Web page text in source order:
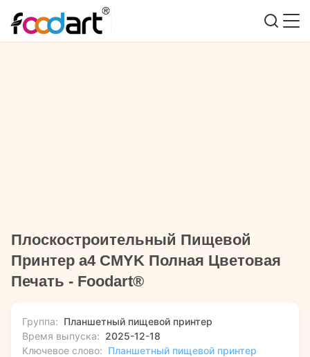
Плоскостроительный Пищевой
Принтер а4 CMYK Полная Цветовая
Печать - Foodart®
Группа: Планшетный пищевой принтер
Время выпуска: 2025-12-18
Ключевое слово: Планшетный пищевой принтер